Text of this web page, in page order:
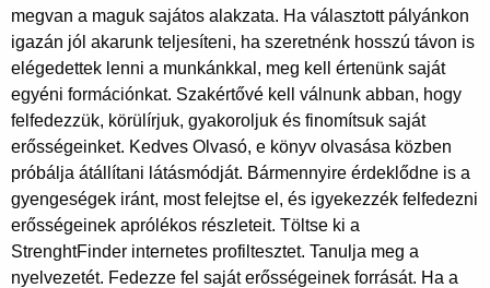
megvan a maguk sajátos alakzata. Ha választott pályánkon
igazán jól akarunk teljesíteni, ha szeretnénk hosszú távon is
elégedettek lenni a munkánkkal, meg kell értenünk saját
egyéni formációnkat. Szakértővé kell válnunk abban, hogy
felfedezzük, körülírjuk, gyakoroljuk és finomítsuk saját
erősségeinket. Kedves Olvasó, e könyv olvasása közben
próbálja átállítani látásmódját. Bármennyire érdeklődne is a
gyengeségek iránt, most felejtse el, és igyekezzék felfedezni
erősségeinek aprólékos részleteit. Töltse ki a
StrenghtFinder internetes profiltesztet. Tanulja meg a
nyelvezetét. Fedezze fel saját erősségeinek forrását. Ha a